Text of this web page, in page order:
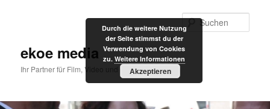
ekoe media
Ihr Partner für Film, Video und Internet
Durch die weitere Nutzung
der Seite stimmst du der
Verwendung von Cookies
zu. Weitere Informationen
Akzeptieren